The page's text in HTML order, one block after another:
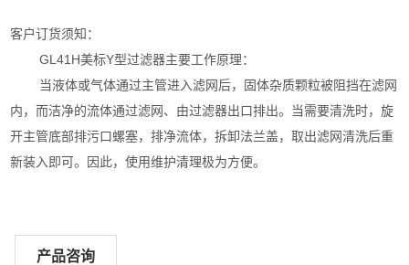
客户订货须知：
GL41H美标Y型过滤器主要工作原理：
当液体或气体通过主管进入滤网后，固体杂质颗粒被阻挡在滤网
内，而洁净的流体通过滤网、由过滤器出口排出。当需要清洗时，旋
开主管底部排污口螺塞，排净流体，拆卸法兰盖，取出滤网清洗后重
新装入即可。因此，使用维护清理极为方便。
产品咨询